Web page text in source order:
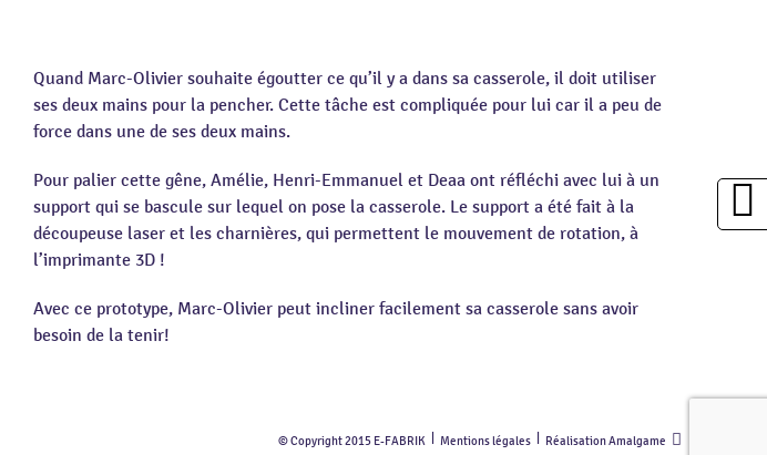
Quand Marc-Olivier souhaite égoutter ce qu’il y a dans sa casserole, il doit utiliser
ses deux mains pour la pencher. Cette tâche est compliquée pour lui car il a peu de
force dans une de ses deux mains.
Pour palier cette gêne, Amélie, Henri-Emmanuel et Deaa ont réfléchi avec lui à un
support qui se bascule sur lequel on pose la casserole. Le support a été fait à la
découpeuse laser et les charnières, qui permettent le mouvement de rotation, à
l’imprimante 3D !
Avec ce prototype, Marc-Olivier peut incliner facilement sa casserole sans avoir
besoin de la tenir!
© Copyright 2015 E-FABRIK Mentions légales Réalisation Amalgame